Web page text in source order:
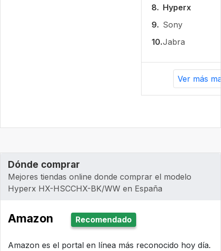
8. Hyperx
9. Sony
10.Jabra
Ver más
Dónde comprar
Mejores tiendas online donde comprar el modelo
Hyperx HX-HSCCHX-BK/WW en España
Amazon Recomendado
Amazon es el portal en línea más reconocido hoy día.